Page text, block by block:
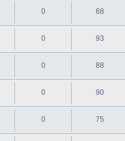
0 68
0 93
0 88
0 90
0 75